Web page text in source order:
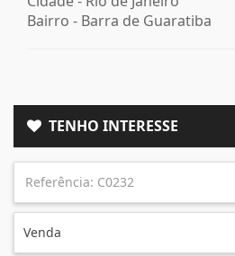
Bairro - Barra de Guaratiba
TENHO INTERESSE
Venda